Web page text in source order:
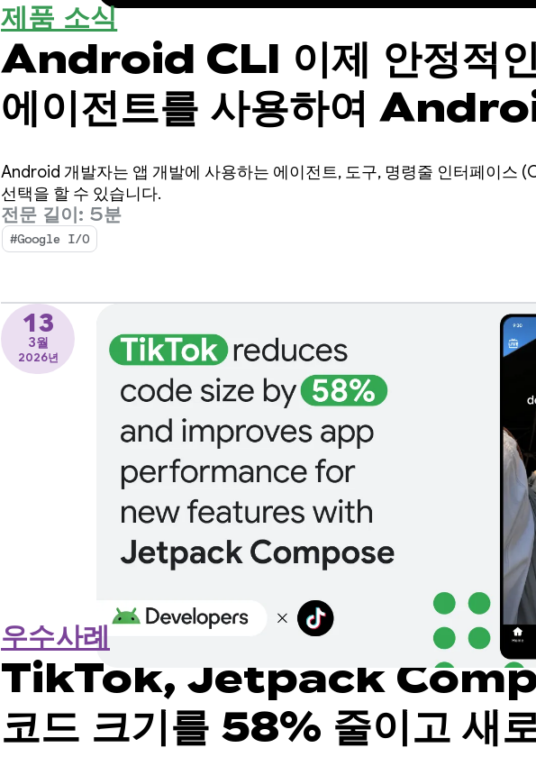
제품 소식
Android CLI 이제 안정적
에이전트를 사용하여
가속화
Android 개발자는 앱 개발에 사용하는 에이전트, 도구, 명령줄 인터페이스
선택을 할 수 있습니다.
전문 길이: 5분
#Google I/O
13
3월
2026년
우수사례
TikTok, Jetpack
코드 크기를 58% 줄이고 새